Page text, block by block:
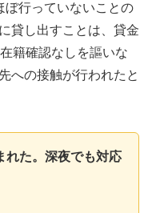
ぼ行っていないことの
貸し出すことは、貸金
籍確認なしを謳いな
への接触が行われたと
れた。深夜でも対応